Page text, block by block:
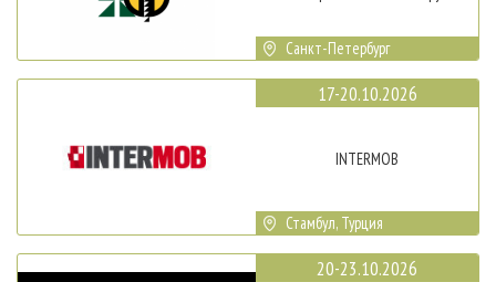
Санкт-Петербург
17-20.10.2026
INTERMOB
Стамбул, Турция
20-23.10.2026